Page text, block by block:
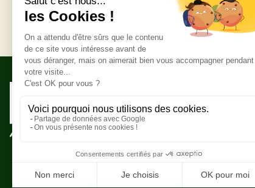
Livraison gratuite
Zone